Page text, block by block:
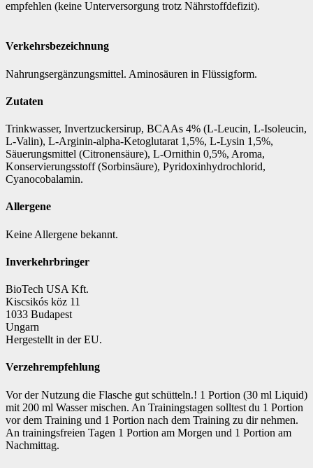
empfehlen (keine Unterversorgung trotz Nährstoffdefizit).
Verkehrsbezeichnung
Nahrungsergänzungsmittel. Aminosäuren in Flüssigform.
Zutaten
Trinkwasser, Invertzuckersirup, BCAAs 4% (L-Leucin, L-Isoleucin,
L-Valin), L-Arginin-alpha-Ketoglutarat 1,5%, L-Lysin 1,5%,
Säuerungsmittel (Citronensäure), L-Ornithin 0,5%, Aroma,
Konservierungsstoff (Sorbinsäure), Pyridoxinhydrochlorid,
Cyanocobalamin.
Allergene
Keine Allergene bekannt.
Inverkehrbringer
BioTech USA Kft.
Kiscsikós köz 11
1033 Budapest
Ungarn
Hergestellt in der EU.
Verzehrempfehlung
Vor der Nutzung die Flasche gut schütteln.! 1 Portion (30 ml Liquid)
mit 200 ml Wasser mischen. An Trainingstagen solltest du 1 Portion
vor dem Training und 1 Portion nach dem Training zu dir nehmen.
An trainingsfreien Tagen 1 Portion am Morgen und 1 Portion am
Nachmittag.